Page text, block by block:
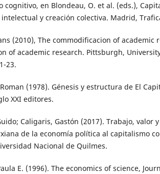
cognitivo, en Blondeau, O. et al. (eds.),
y creación colectiva. Madrid,
(2010), The commodificacion of academic
of academic research. Pittsburgh,
23.
(1978). Génesis y estructura de El
XXI editores.
Caligaris, Gastón (2017). Trabajo, valor
de la economía política al capitalismo
Nacional de Quilmes.
E. (1996). The economics of science,